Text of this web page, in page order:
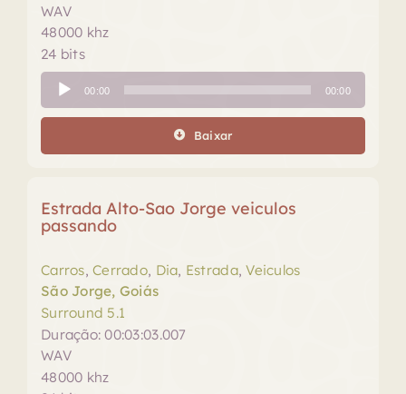
WAV
48000 khz
24 bits
Tocador
de
áudio
00:00 00:00
Baixar
Estrada Alto-Sao Jorge veiculos
passando
Carros,Cerrado, Dia, Estrada,Veiculos
São Jorge, Goiás
Surround 5.1
Duração: 00:03:03.007
WAV
48000 khz